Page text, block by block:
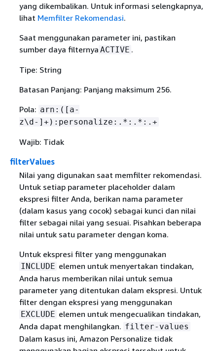
yang dikembalikan. Untuk informasi selengkapnya,
lihat Memfilter Rekomendasi.
Saat menggunakan parameter ini, pastikan
sumber daya filternya ACTIVE .
Tipe: String
Batasan Panjang: Panjang maksimum 256.
Pola: arn:([a-
z\d-]+):personalize:.*:.*:.+
Wajib: Tidak
filterValues
Nilai yang digunakan saat memfilter rekomendasi.
Untuk setiap parameter placeholder dalam
ekspresi filter Anda, berikan nama parameter
(dalam kasus yang cocok) sebagai kunci dan nilai
filter sebagai nilai yang sesuai. Pisahkan beberapa
nilai untuk satu parameter dengan koma.
Untuk ekspresi filter yang menggunakan
INCLUDE elemen untuk menyertakan tindakan,
Anda harus memberikan nilai untuk semua
parameter yang ditentukan dalam ekspresi. Untuk
filter dengan ekspresi yang menggunakan
EXCLUDE elemen untuk mengecualikan tindakan,
Anda dapat menghilangkan. filter-values
Dalam kasus ini, Amazon Personalize tidak